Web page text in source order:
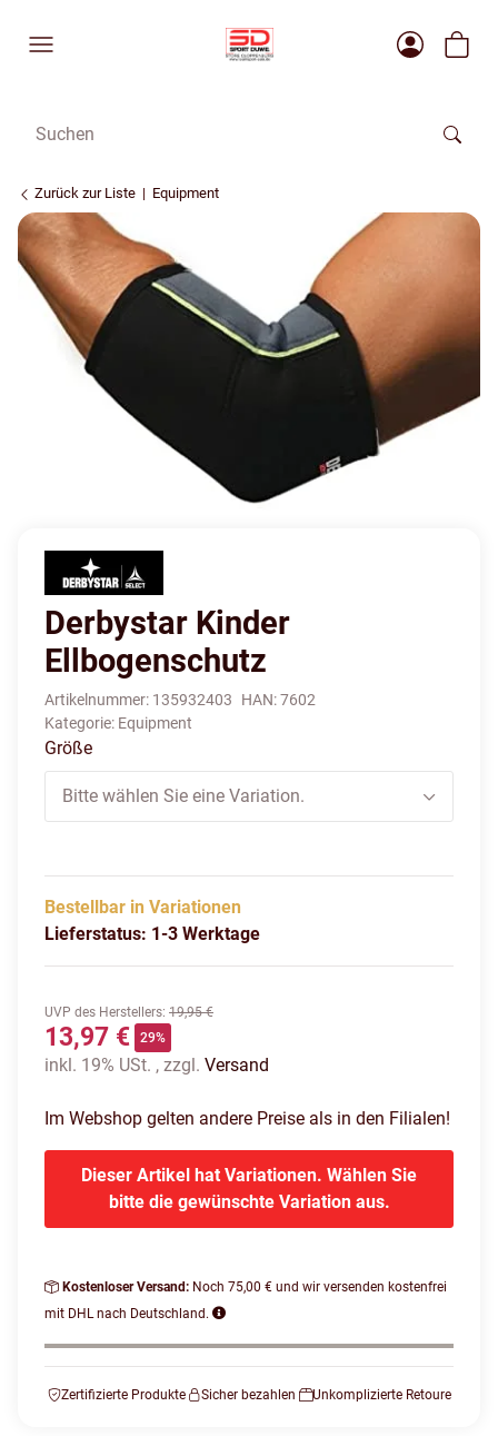
Zurück zur Liste Equipment
Derbystar Kinder
Ellbogenschutz
Artikelnummer: 135932403 HAN:7602
Kategorie: Equipment
Größe
Bitte wählen Sie eine Variation.
Bestellbar in Variationen
Lieferstatus: 1-3 Werktage
UVP des Herstellers: 19,95 €
13,97 € 29%
inkl. 19% USt. , zzgl. Versand
Im Webshop gelten andere Preise als in den Filialen!
Dieser Artikel hat Variationen. Wählen Sie
bitte die gewünschte Variation aus.
Kostenloser Versand: Noch 75,00 € und wir versenden kostenfrei
mit DHL nach Deutschland.
Zertifizierte Produkte Sicher bezahlen Unkomplizierte Retoure